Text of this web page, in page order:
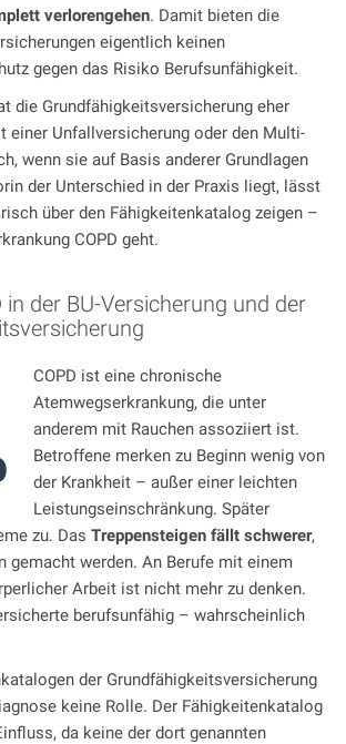
verlorengehen. Damit bieten die
eigentlich keinen
gegen das Risiko Berufsunfähigkeit.
die Grundfähigkeitsversicherung eher
einer Unfallversicherung oder den Multi-
wenn sie auf Basis anderer Grundlagen
der Unterschied in der Praxis liegt, lässt
über den Fähigkeitenkatalog zeigen –
COPD geht.
in der BU-Versicherung und der
COPD ist eine chronische
Atemwegserkrankung, die unter
anderem mit Rauchen assoziiert ist.
Betroffene merken zu Beginn wenig von
der Krankheit – außer einer leichten
Leistungseinschränkung. Später
zu. Das Treppensteigen fällt schwerer,
gemacht werden. An Berufe mit einem
Arbeit ist nicht mehr zu denken.
berufsunfähig – wahrscheinlich
der Grundfähigkeitsversicherung
keine Rolle. Der Fähigkeitenkatalog
da keine der dort genannten